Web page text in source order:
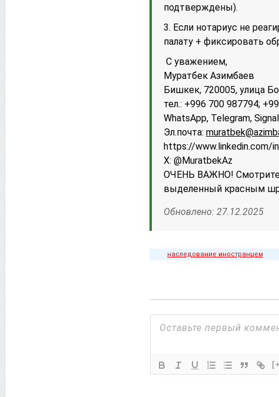
подтверждены).
3. Если нотариус не
палату + фиксировать
С уважением,
Муратбек Азимбаев
Бишкек, 720005, улица
тел.: +996 700 987794;
WhatsApp, Telegram, Signal
Эл.почта:
httрs://www.linkedin.com/
X: @MuratbekAz
ОЧЕНЬ ВАЖНО! Смотрите
выделенный красным
Обновлено: 27.12.2025
наследование иностранцем